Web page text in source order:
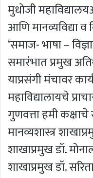
मुधोजी
आणि मानव्यविद्या
‘समाज- भाषा –
समारंभात प्रमुख
याप्रसंगी मंचावर
महाविद्यालायचे
गुणवत्ता हमी
मानव्यशास्त्र
शाखाप्रमुख डॉ.
शाखाप्रमुख डॉ.